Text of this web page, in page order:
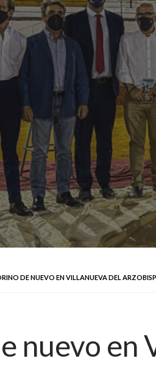
DE NUEVO EN VILLANUEVA DEL
nuevo en